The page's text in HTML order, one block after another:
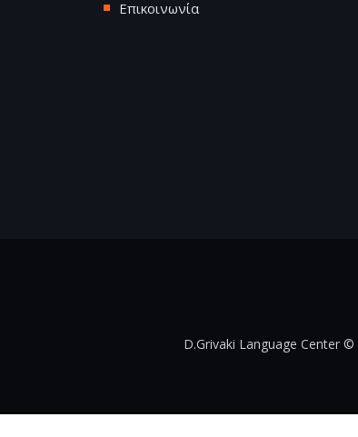
Επικοινωνία
D.Grivaki Language Center ©